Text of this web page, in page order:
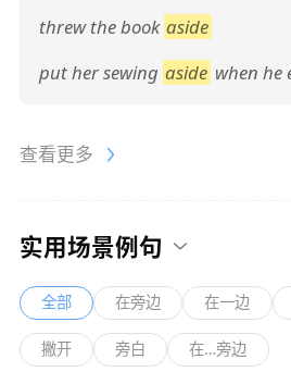
threw the book aside
put her sewing aside when he
查看更多
实用场景例句
全部 在旁边 在一边
撇开 旁白 在…旁边